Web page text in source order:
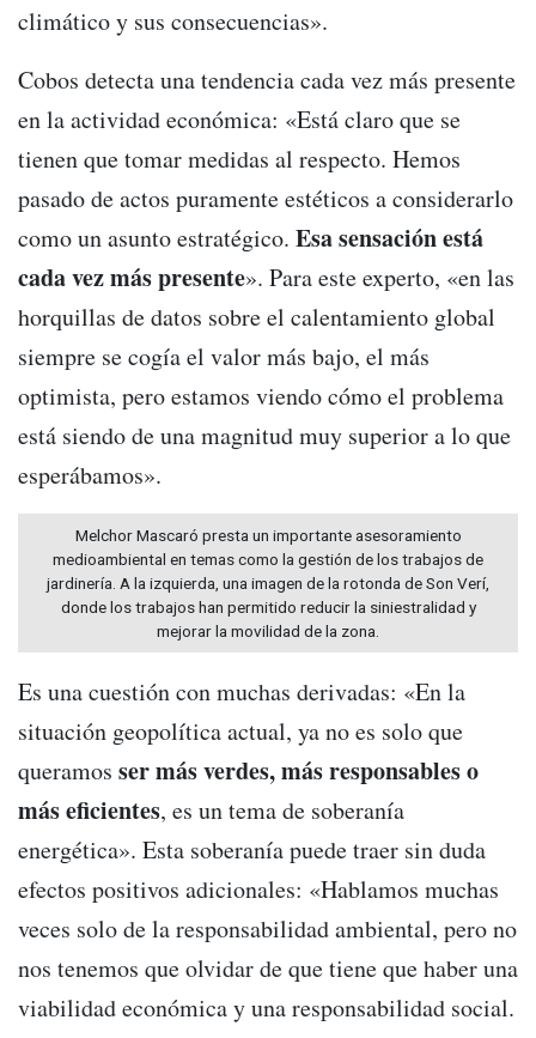
climático y sus consecuencias».
Cobos detecta una tendencia cada vez más presente
en la actividad económica: «Está claro que se
tienen que tomar medidas al respecto. Hemos
pasado de actos puramente estéticos a considerarlo
como un asunto estratégico. Esa sensación está
cada vez más presente». Para este experto, «en las
horquillas de datos sobre el calentamiento global
siempre se cogía el valor más bajo, el más
optimista, pero estamos viendo cómo el problema
está siendo de una magnitud muy superior a lo que
esperábamos».
Melchor Mascaró presta un importante asesoramiento
medioambiental en temas como la gestión de los trabajos de
jardinería. A la izquierda, una imagen de la rotonda de Son Verí,
donde los trabajos han permitido reducir la siniestralidad y
mejorar la movilidad de la zona.
Es una cuestión con muchas derivadas: «En la
situación geopolítica actual, ya no es solo que
queramos ser más verdes, más responsables o
más eficientes, es un tema de soberanía
energética». Esta soberanía puede traer sin duda
efectos positivos adicionales: «Hablamos muchas
veces solo de la responsabilidad ambiental, pero no
nos tenemos que olvidar de que tiene que haber una
viabilidad económica y una responsabilidad social.